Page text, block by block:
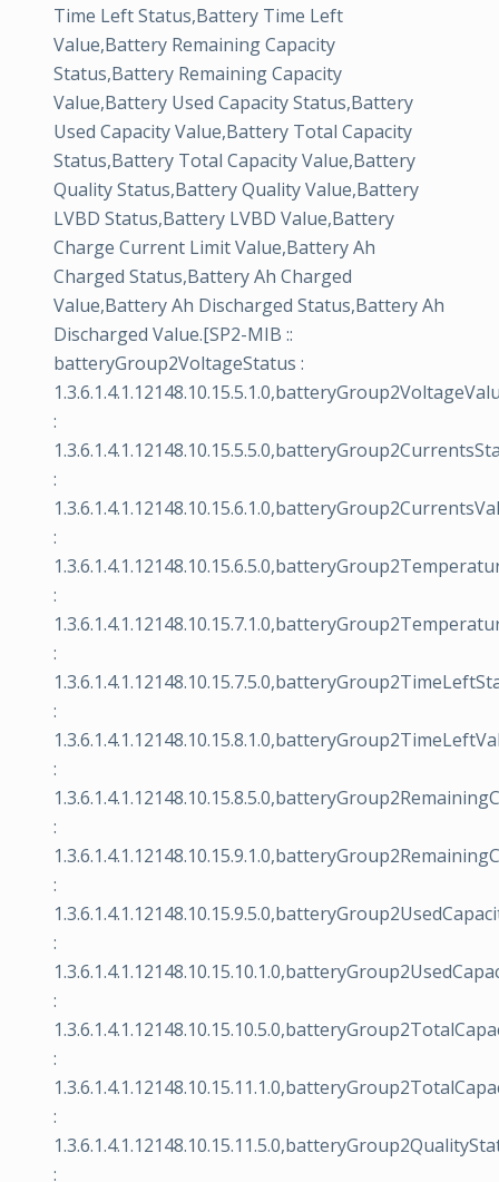
Time Left Status,Battery Time Left
Value,Battery Remaining Capacity
Status,Battery Remaining Capacity
Value,Battery Used Capacity Status,Battery
Used Capacity Value,Battery Total Capacity
Status,Battery Total Capacity Value,Battery
Quality Status,Battery Quality Value,Battery
LVBD Status,Battery LVBD Value,Battery
Charge Current Limit Value,Battery Ah
Charged Status,Battery Ah Charged
Value,Battery Ah Discharged Status,Battery Ah
Discharged Value.[SP2-MIB ::
batteryGroup2VoltageStatus :
:
:
:
:
:
:
:
:
:
:
:
:
:
: